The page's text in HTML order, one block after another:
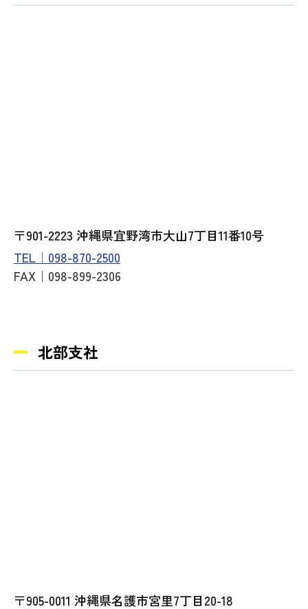
〒901-2223 沖縄県宜野湾市大山7丁目11番10号
TEL｜098-870-2500
FAX｜098-899-2306
北部支社
〒905-0011 沖縄県名護市宮里7丁目20-18